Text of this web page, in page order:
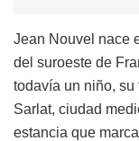
Jean Nouvel nace
del suroeste de
todavía un niño,
Sarlat, ciudad
estancia que